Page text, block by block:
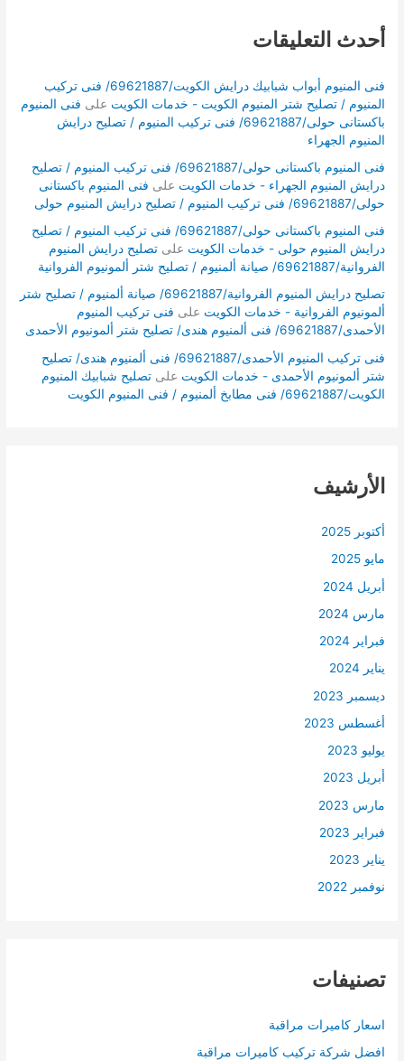
أحدث التعليقات
فنى المنيوم أبواب شبابيك درايش الكويت/69621887/ فنى تركيب
المنيوم / تصليح شتر المنيوم الكويت - خدمات الكويت على فنى المنيوم
باكستانى حولى/69621887/ فنى تركيب المنيوم / تصليح درايش
المنيوم الجهراء
فنى المنيوم باكستانى حولى/69621887/ فنى تركيب المنيوم / تصليح
درايش المنيوم الجهراء - خدمات الكويت على فنى المنيوم باكستانى
حولى/69621887/ فنى تركيب المنيوم / تصليح درايش المنيوم حولى
فنى المنيوم باكستانى حولى/69621887/ فنى تركيب المنيوم / تصليح
درايش المنيوم حولى - خدمات الكويت علىتصليح درايش المنيوم
الفروانية/69621887/ صيانة ألمنيوم / تصليح شتر ألمونيوم الفروانية
تصليح درايش المنيوم الفروانية/69621887/ صيانة ألمنيوم / تصليح شتر
ألمونيوم الفروانية - خدمات الكويت على فنى تركيب المنيوم
الأحمدى/69621887/ فنى ألمنيوم هندى/ تصليح شتر ألمونيوم الأحمدى
فنى تركيب المنيوم الأحمدى/69621887/ فنى ألمنيوم هندى/ تصليح
شتر ألمونيوم الأحمدى - خدمات الكويت علىتصليح شبابيك المنيوم
الكويت/69621887/ فنى مطابخ ألمنيوم / فنى المنيوم الكويت
الأرشيف
أكتوبر 2025
مايو 2025
أبريل 2024
مارس 2024
فبراير 2024
يناير 2024
ديسمبر 2023
أغسطس 2023
يوليو 2023
أبريل 2023
مارس 2023
فبراير 2023
يناير 2023
نوفمبر 2022
تصنيفات
اسعار كاميرات مراقبة
افضل شركة تركيب كاميرات مراقبة